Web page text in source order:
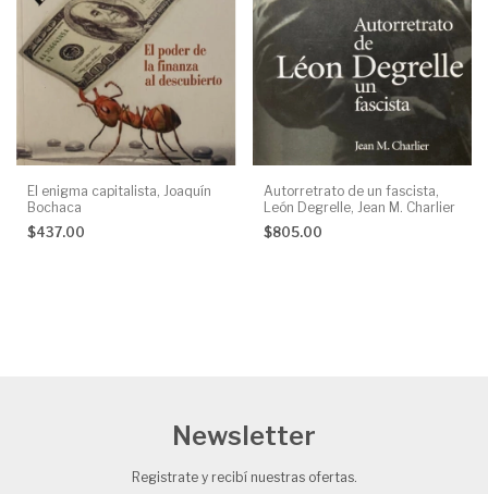
El enigma capitalista, Joaquín
Bochaca
$437.00
Autorretrato de un fascista,
León Degrelle, Jean M. Charlier
$805.00
Newsletter
Registrate y recibí nuestras ofertas.